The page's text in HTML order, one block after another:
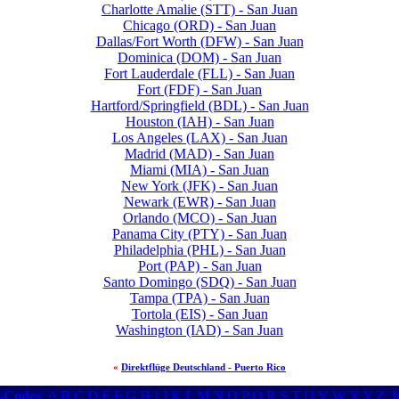
Charlotte Amalie (STT) - San Juan
Chicago (ORD) - San Juan
Dallas/Fort Worth (DFW) - San Juan
Dominica (DOM) - San Juan
Fort Lauderdale (FLL) - San Juan
Fort (FDF) - San Juan
Hartford/Springfield (BDL) - San Juan
Houston (IAH) - San Juan
Los Angeles (LAX) - San Juan
Madrid (MAD) - San Juan
Miami (MIA) - San Juan
New York (JFK) - San Juan
Newark (EWR) - San Juan
Orlando (MCO) - San Juan
Panama City (PTY) - San Juan
Philadelphia (PHL) - San Juan
Port (PAP) - San Juan
Santo Domingo (SDQ) - San Juan
Tampa (TPA) - San Juan
Tortola (EIS) - San Juan
Washington (IAD) - San Juan
« Direktflüge Deutschland - Puerto Rico
A B C D E F G H I J K L M N O P Q R S T U V W X Y Z